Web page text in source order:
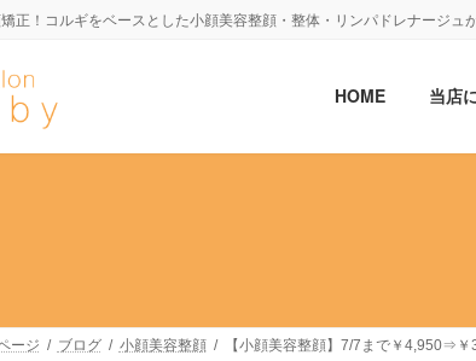
正！コルギをベースとした小顔美容整顔・整体・リンパドレナージュ
HOME 当店
ージ ブログ 小顔美容整顔 【小顔美容整顔】7/7まで￥4,950⇒￥